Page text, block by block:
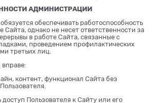
АДМИНИСТРАЦИИ
обеспечивать работоспособность
Сайта, однако не несет ответственности за
в работе Сайта, связанные с
проведением профилактических
третьих лиц.
контент, функционал Сайта без
доступ Пользователя к Сайту или его